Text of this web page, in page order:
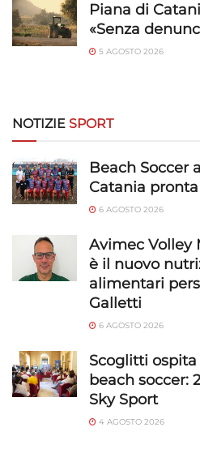
Piana di
«Senza
5 AGOSTO 2026
NOTIZIE SPORT
Beach Soccer
Catania
6 AGOSTO 2026
Avimec Volley
è il nuovo
alimentari
Galletti
6 AGOSTO 2026
Scoglitti
beach soccer:
Sky Sport
4 AGOSTO 2026